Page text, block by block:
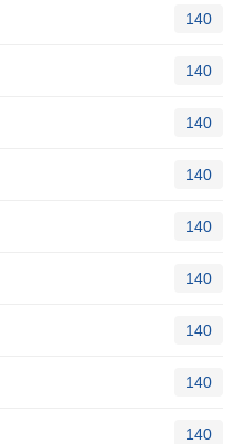
140
140
140
140
140
140
140
140
140